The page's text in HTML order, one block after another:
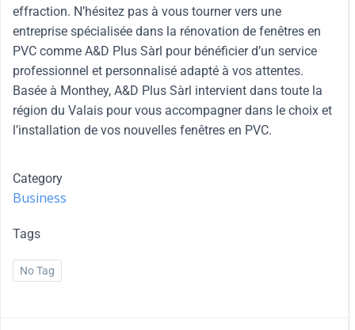
effraction. N’hésitez pas à vous tourner vers une
entreprise spécialisée dans la rénovation de fenêtres en
PVC comme A&D Plus Sàrl pour bénéficier d’un service
professionnel et personnalisé adapté à vos attentes.
Basée à Monthey, A&D Plus Sàrl intervient dans toute la
région du Valais pour vous accompagner dans le choix et
l’installation de vos nouvelles fenêtres en PVC.
Category
Business
Tags
No Tag